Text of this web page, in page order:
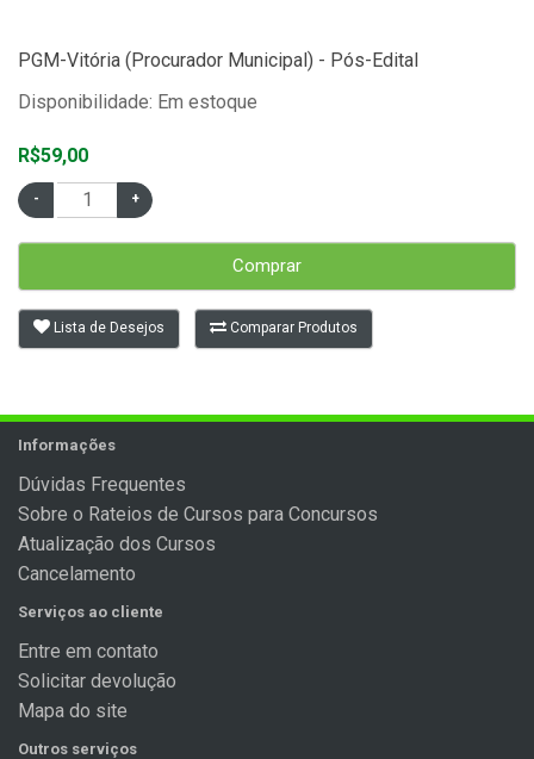
PGM-Vitória (Procurador Municipal) - Pós-Edital
Disponibilidade: Em estoque
R$59,00
Comprar
Lista de Desejos Comparar Produtos
Informações
Dúvidas Frequentes
Sobre o Rateios de Cursos para Concursos
Atualização dos Cursos
Cancelamento
Serviços ao cliente
Entre em contato
Solicitar devolução
Mapa do site
Outros serviços